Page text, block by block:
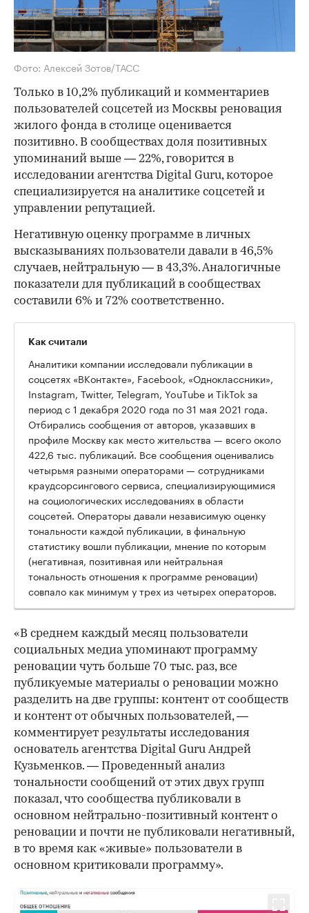
Фото: Алексей Зотов/ТАСС
Только в 10,2% публикаций и комментариев
пользователей соцсетей из Москвы реновация
жилого фонда в столице оценивается
позитивно. В сообществах доля позитивных
упоминаний выше — 22%, говорится в
исследовании агентства Digital Guru, которое
специализируется на аналитике соцсетей и
управлении репутацией.
Негативную оценку программе в личных
высказываниях пользователи давали в 46,5%
случаев, нейтральную — в 43,3%. Аналогичные
показатели для публикаций в сообществах
составили 6% и 72% соответственно.
Как считали
Аналитики компании исследовали публикации в
соцсетях «ВКонтакте», Facebook, «Одноклассники»,
Instagram, Twitter, Telegram, YouТube и TikTok за
период с 1 декабря 2020 года по 31 мая 2021 года.
Отбирались сообщения от авторов, указавших в
профиле Москву как место жительства — всего около
422,6 тыс. публикаций. Все сообщения оценивались
четырьмя разными операторами — сотрудниками
краудсорсингового сервиса, специализирующимися
на социологических исследованиях в области
соцсетей. Операторы давали независимую оценку
тональности каждой публикации, в финальную
статистику вошли публикации, мнение по которым
(негативная, позитивная или нейтральная
тональность отношения к программе реновации)
совпало как минимум у трех из четырех операторов.
00:00 / 00:00
«В среднем каждый месяц пользователи
социальных медиа упоминают программу
реновации чуть больше 70 тыс. раз, все
публикуемые материалы о реновации можно
разделить на две группы: контент от сообществ
и контент от обычных пользователей, —
комментирует результаты исследования
основатель агентства Digital Guru Андрей
Кузьменков. — Проведенный анализ
тональности сообщений от этих двух групп
показал, что сообщества публиковали в
основном нейтрально-позитивный контент о
реновации и почти не публиковали негативный,
в то время как «живые» пользователи в
основном критиковали программу».